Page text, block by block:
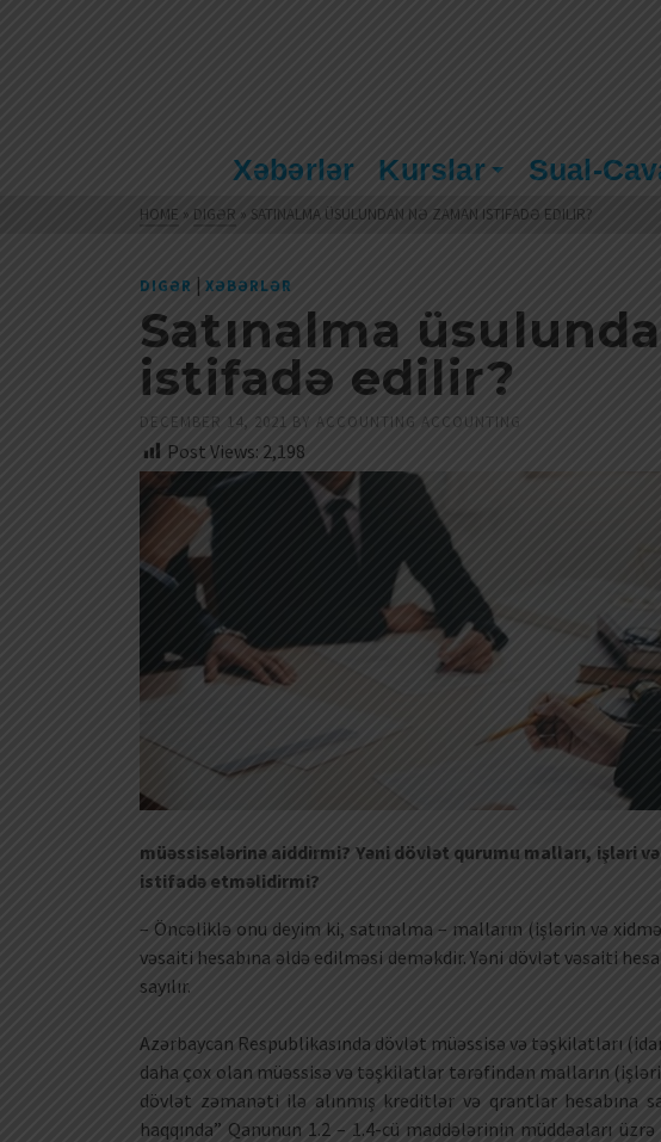
Xəbərlər Kurslar Sual-
HOME » DIGƏR » SATINALMA ÜSULUNDAN NƏ ZAMAN ISTIFADƏ EDILIR?
DIGƏR | XƏBƏRLƏR
Satınalma
istifadə edilir?
DECEMBER 14, 2021 BY ACCOUNTING ACCOUNTING
Post Views: 2,198
müəssisələrinə aiddirmi? Yəni dövlət qurumu malları, işləri
istifadə etməlidirmi?
– Öncəliklə onu deyim ki, satınalma – malların (işlərin və
vəsaiti hesabına əldə edilməsi deməkdir. Yəni dövlət vəsaiti
sayılır.
Azərbaycan Respublikasında dövlət müəssisə və təşkilatları
daha çox olan müəssisə və təşkilatlar tərəfindən malların
dövlət zəmanəti ilə alınmış kreditlər və qrantlar hesabına
haqqında” Qanunun 1.2 – 1.4-cü maddələrinin müddəaları